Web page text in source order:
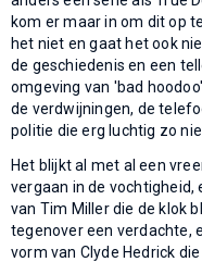
kom er maar in om dit op
het niet en gaat het ook
de geschiedenis en een
omgeving van 'bad
de verdwijningen, de
politie die erg luchtig zo
Het blijkt al met al een
vergaan in de
van Tim Miller die de klok
tegenover een verdachte,
vorm van Clyde Hedrick